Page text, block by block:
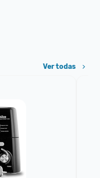
Ver todas